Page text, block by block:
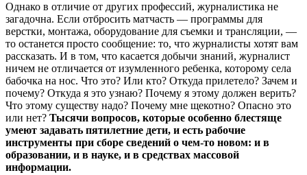
Однако в отличие от других профессий, журналистика не
загадочна. Если отбросить матчасть — программы для
верстки, монтажа, оборудование для съемки и трансляции, —
то останется просто сообщение: то, что журналисты хотят вам
рассказать. И в том, что касается добычи знаний, журналист
ничем не отличается от изумленного ребенка, которому села
бабочка на нос. Что это? Или кто? Откуда прилетело? Зачем и
почему? Откуда я это узнаю? Почему я этому должен верить?
Что этому существу надо? Почему мне щекотно? Опасно это
или нет? Тысячи вопросов, которые особенно блестяще
умеют задавать пятилетние дети, и есть рабочие
инструменты при сборе сведений о чем-то новом: и в
образовании, и в науке, и в средствах массовой
информации.